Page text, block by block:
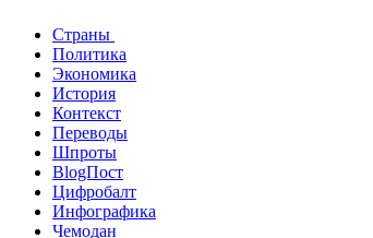
Страны
Политика
Экономика
История
Контекст
Переводы
Шпроты
BlogПост
Цифробалт
Инфографика
Чемодан